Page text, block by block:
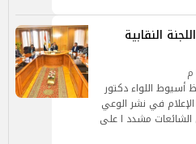
النقابية
أسيوط اللواء دكتور
في نشر الوعي
الشائعات مشدد ا على